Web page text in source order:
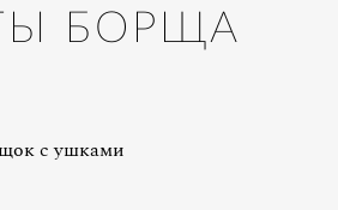
БОРЩА
с ушками